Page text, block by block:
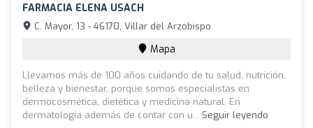
FARMACIA ELENA USACH
C. Mayor, 13 - 46170, Villar del Arzobispo
Mapa
Llevamos más de 100 años cuidando de tu salud, nutrición,
belleza y bienestar, porque somos especialistas en
dermocosmética, dietética y medicina natural. En
dermatología además de contar con u... Seguir leyendo